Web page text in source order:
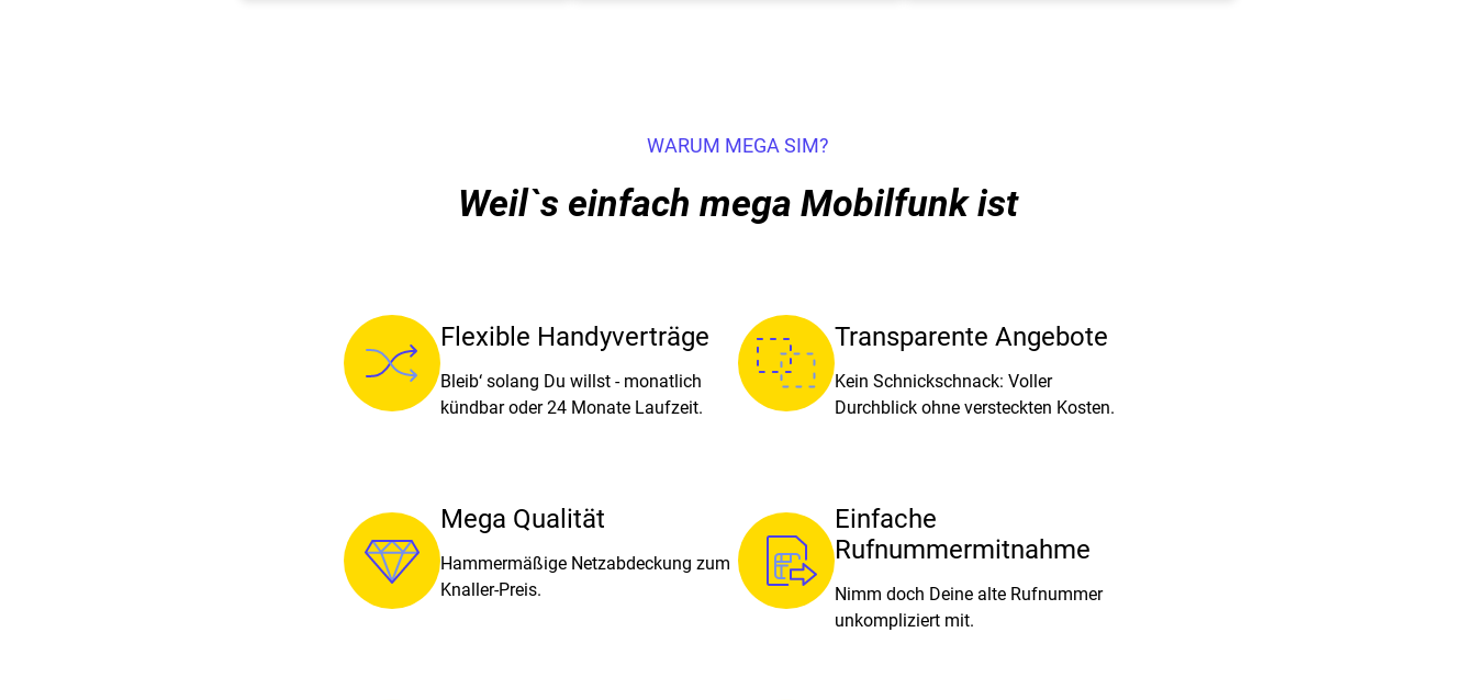
WARUM MEGA SIM?
Weil`s einfach mega Mobilfunk ist
Flexible Handyverträge
Bleib‘ solang Du willst - monatlich
kündbar oder 24 Monate Laufzeit.
Transparente Angebote
Kein Schnickschnack: Voller
Durchblick ohne versteckten Kosten.
Mega Qualität
Hammermäßige Netzabdeckung zum
Knaller-Preis.
Einfache
Rufnummermitnahme
Nimm doch Deine alte Rufnummer
unkompliziert mit.